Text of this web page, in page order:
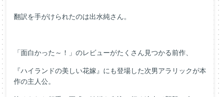
翻訳を手がけられたのは出水純さん。
「面白かった～！」のレビューがたくさん見つかる前作、
『ハイランドの美しい花嫁』にも登場した次男アラリックが本
作の主人公。